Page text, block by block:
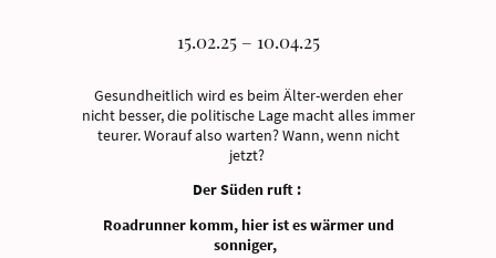
15.02.25 – 10.04.25
Gesundheitlich wird es beim Älter-werden eher
nicht besser, die politische Lage macht alles immer
teurer. Worauf also warten? Wann, wenn nicht
jetzt?
Der Süden ruft :
Roadrunner komm, hier ist es wärmer und
sonniger,